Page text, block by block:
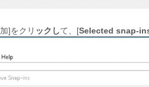
加]をクリ ックして、[Selected snap-